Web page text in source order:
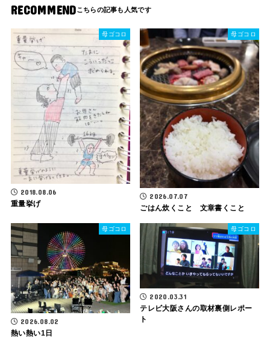
RECOMMEND
母ゴコロ
2018.08.06
重量挙げ
母ゴコロ
2026.07.07
ごはん炊くこと 文章書くこと
母ゴコロ
2026.08.02
熱い熱い1日
母ゴコロ
2020.03.31
テレビ大阪さんの取材裏側レポー
ト